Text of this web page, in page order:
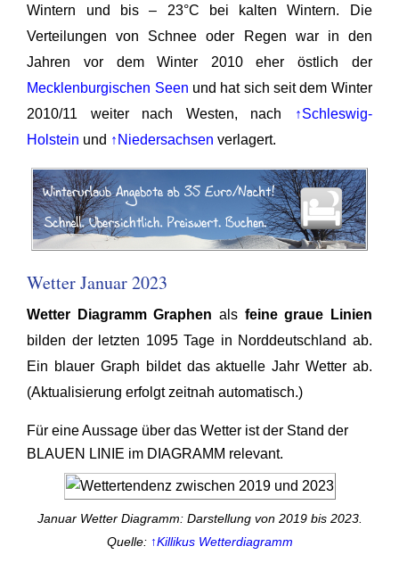
Wintern und bis – 23°C bei kalten Wintern. Die
Verteilungen von Schnee oder Regen war in den
Jahren vor dem Winter 2010 eher östlich der
Mecklenburgischen Seen und hat sich seit dem Winter
2010/11 weiter nach Westen, nach
↑Schleswig-
Holstein und ↑Niedersachsen verlagert.
Wetter Januar 2023
Wetter Diagramm Graphen als feine graue Linien
bilden der letzten 1095 Tage in Norddeutschland ab.
Ein blauer Graph bildet das aktuelle Jahr Wetter ab.
(Aktualisierung erfolgt zeitnah automatisch.)
Für eine Aussage über das Wetter ist der Stand der
BLAUEN LINIE im DIAGRAMM relevant.
Januar Wetter Diagramm: Darstellung von 2019 bis 2023.
Quelle: ↑Killikus Wetterdiagramm